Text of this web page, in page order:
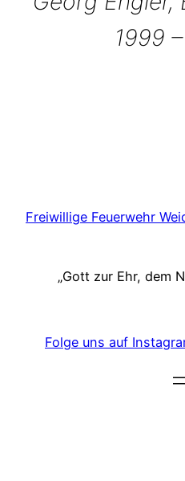
1999
Freiwillige Feuerwehr
„Gott zur Ehr, dem
Folge uns auf